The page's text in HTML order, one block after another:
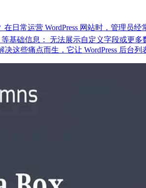
在日常运营 WordPress 网站时，管理
基础信息： 无法展示自定义字段或更
这些痛点而生，它让 WordPress 后台